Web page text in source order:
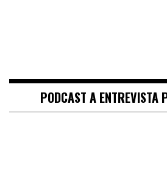
PODCAST A ENTREVISTA